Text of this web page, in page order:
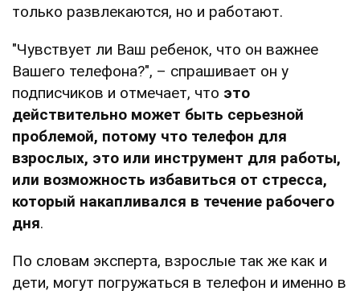
только развлекаются, но и работают.
"Чувствует ли Ваш ребенок, что он важнее
Вашего телефона?", – спрашивает он у
подписчиков и отмечает, что это
действительно может быть серьезной
проблемой, потому что телефон для
взрослых, это или инструмент для работы,
или возможность избавиться от стресса,
который накапливался в течение рабочего
дня.
По словам эксперта, взрослые так же как и
дети, могут погружаться в телефон и именно в